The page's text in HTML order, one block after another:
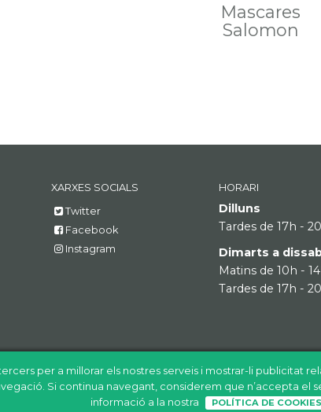
per a millorar els nostres serveis i mostrar-li publicitat
Si continua navegant, considerem que n’accepta el
informació a la nostra
POLÍTICA DE COOKIES
Mascares
Salomon
XARXES SOCIALS
Twitter
Facebook
Instagram
HORARI
Dilluns
Tardes de 17h -
Dimarts a
Matins de 10h -
Tardes de 17h -